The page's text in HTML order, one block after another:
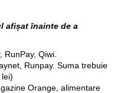
afișat înainte de a
RunPay, Qiwi.
Runpay. Suma trebuie
Orange, alimentare